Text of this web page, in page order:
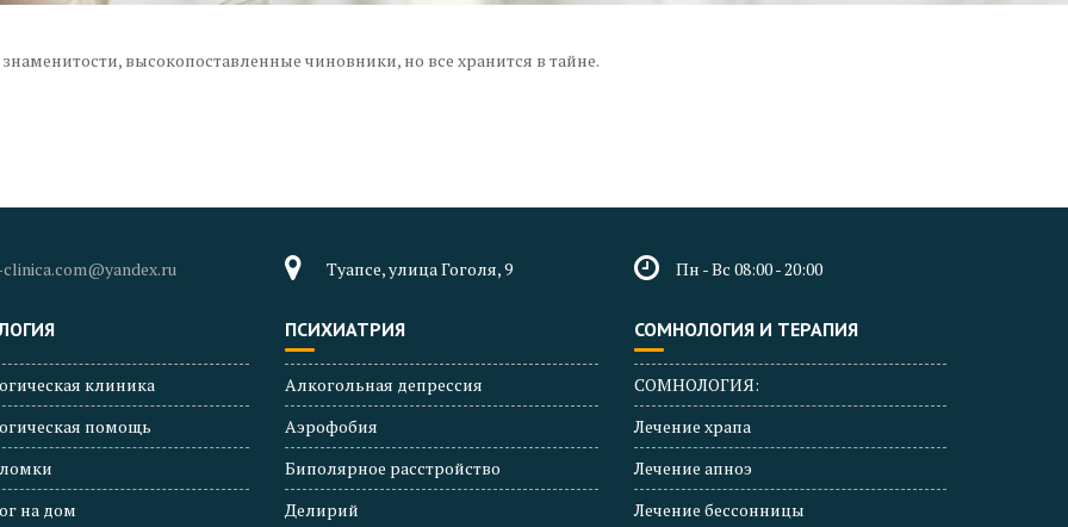
высокопоставленные чиновники, но все хранится в тайне.
Туапсе, улица Гоголя, 9 Пн - Вс 08:00 - 20:00
клиника
помощь
на дом
ПСИХИАТРИЯ
Алкогольная депрессия
Аэрофобия
Биполярное расстройство
Делирий
СОМНОЛОГИЯ И ТЕРАПИЯ
СОМНОЛОГИЯ:
Лечение храпа
Лечение апноэ
Лечение бессонницы